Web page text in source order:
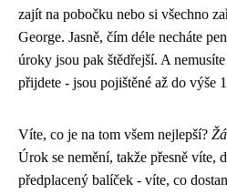
zajít na pobočku nebo si všechno
George. Jasně, čím déle necháte
úroky jsou pak štědřejší. A
přijdete - jsou pojištěné až do výše
Víte, co je na tom všem nejlepší?
Úrok se nemění, takže přesně víte,
předplacený balíček - víte, co